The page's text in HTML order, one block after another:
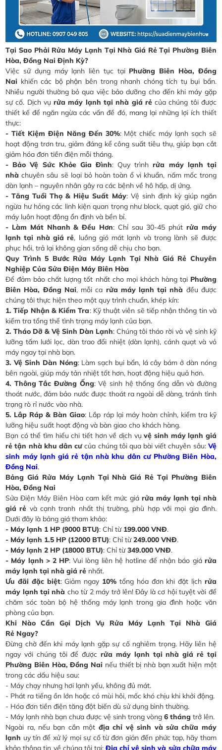
Tại Sao Phải Rửa Máy Lạnh Tại Nhà Giá Rẻ Tại Phường Biên
Hòa, Đồng Nai Định Kỳ?
Việc sử dụng máy lạnh liên tục tại Phường Biên Hòa, Đồng
Nai khiến các bộ phận bên trong nhanh chóng tích tụ bụi bẩn.
Nhiều người thường bỏ qua việc bảo dưỡng cho đến khi máy gặp
sự cố. Dịch vụrửa máy lạnh tại nhà giá rẻcủa chúng tôi được
thiết kế để ngăn ngừa các vấn đề đó, mang lại những lợi ích thiết
thực:
- Tiết Kiệm Điện Năng Đến 30%: Một chiếc máy lạnh sạch sẽ
hoạt động trơn tru, giảm đáng kể công suất tiêu thụ, giúp bạn cắt
giảm hóa đơn tiền điện mỗi tháng.
- Bảo Vệ Sức Khỏe Gia Đình: Quy trìnhrửa máy lạnh tại
nhà chuyên sâu sẽ loại bỏ hoàn toàn ổ vi khuẩn, nấm mốc trong
dàn lạnh – nguyên nhân gây ra các bệnh về hô hấp, dị ứng.
- Tăng Tuổi Thọ & Hiệu Suất Máy: Vệ sinh định kỳ giúp ngăn
ngừa hư hỏng các linh kiện quan trọng như block, quạt gió, giữ cho
máy luôn hoạt động ổn định và bền bỉ.
- Làm Mát Nhanh & Đều Hơn: Chỉ sau 30-45 phút rửa máy
lạnh tại nhà giá rẻ, luồng gió mát lạnh và trong lành sẽ được
phục hồi, trả lại không gian sống dễ chịu cho bạn.
Quy Trình 5 Bước Rửa Máy Lạnh Tại Nhà Giá Rẻ Chuyên
Nghiệp Của Sửa Điện Máy Biên Hòa
Để đảm bảo chất lượng tốt nhất cho mọi khách hàng tại Phường
Biên Hòa, Đồng Nai, mỗi ca rửa máy lạnh tại nhà đều được
chúng tôi thực hiện theo một quy trình chuẩn, khép kín:
1. Tiếp Nhận & Kiểm Tra: Kỹ thuật viên sẽ tiếp nhận thông tin và
kiểm tra tổng thể tình trạng máy lạnh của bạn.
2. Tháo Dỡ & Vệ Sinh Dàn Lạnh: Chúng tôi tháo rời và vệ sinh kỹ
lưỡng tấm lưới lọc, dàn trao đổi nhiệt (dàn lạnh), cánh quạt và vỏ
máy ngay tại nhà bạn.
3. Vệ Sinh Dàn Nóng: Làm sạch bụi bẩn, lá cây bám ở dàn nóng
bên ngoài, giúp máy tản nhiệt tốt hơn, hoạt động hiệu quả hơn.
4. Thông Tắc Đường Ống: Vệ sinh hệ thống ống dẫn và đường
thoát nước, đảm bảo nước được thoát ra ngoài dễ dàng, tránh tình
trạng rò rỉ nước vào nhà.
5. Lắp Ráp & Bàn Giao: Lắp ráp lại máy hoàn chỉnh, kiểm tra kỹ
lưỡng hiệu suất hoạt động và bàn giao cho khách hàng.
Bạn có thể tìm hiểu chi tiết hơn về dịch vụvệ sinh máy lạnh giá
rẻ tận nhà khu dân cưcủa chúng tôi qua bài viết chuyên sâu: Vệ
sinh máy lạnh giá rẻ tận nhà khu dân cư Phường Biên Hòa,
Đồng Nai.
Bảng Giá Rửa Máy Lạnh Tại Nhà Giá Rẻ Tại Phường Biên
Hòa, Đồng Nai
Sửa Điện Máy Biên Hòa cam kết mức giá rửa máy lạnh tại nhà
giá rẻ và cạnh tranh nhất thị trường, phù hợp với mọi gia đình.
Dưới đây là bảng giá tham khảo:
- Máy lạnh 1 HP (9000 BTU): Chỉ từ 199.000 VNĐ.
- Máy lạnh 1.5 HP (12000 BTU): Chỉ từ249.000 VNĐ.
- Máy lạnh 2 HP (18000 BTU): Chỉ từ349.000 VNĐ.
- Máy lạnh > 2 HP: Vui lòng liên hệ hotline để nhận báo giá rửa
máy lạnh tại nhà giá rẻ nhất.
Ưu đãi đặc biệt: Giảm ngay 10% tổng hóa đơn khi đặt lịch rửa
máy lạnh tại nhà cho từ 2 máy trở lên! Đây là cơ hội tuyệt vời để
chăm sóc toàn bộ hệ thống máy lạnh trong gia đình hoặc văn
phòng của bạn.
Khi Nào Cần Gọi Dịch Vụ Rửa Máy Lạnh Tại Nhà Giá
Rẻ Ngay?
Đừng chờ đến khi máy lạnh gặp sự cố nghiêm trọng. Hãy liên hệ
ngay với chúng tôi để đượcrửa máy lạnh tại nhà giá rẻ tại
Phường Biên Hòa, Đồng Nai nếu thiết bị nhà bạn xuất hiện một
trong các dấu hiệu sau:
- Máy chạy nhưng hơi lạnh yếu, không đủ mát.
- Phát ra tiếng ồn lớn hoặc có mùi hôi, mốc khó chịu khi khởi động.
- Hóa đơn tiền điện tăng đột biến dù sử dụng bình thường.
- Máy lạnh nhà bạn chưa được vệ sinh trong vòng6 tháng trở lên.
Ngoài ra, nếu bạn cần một địa chỉ vệ sinh và sửa chữa máy
lạnh uy tín để xử lý mọi sự cố từ đơn giản đến phức tạp, hãy tham